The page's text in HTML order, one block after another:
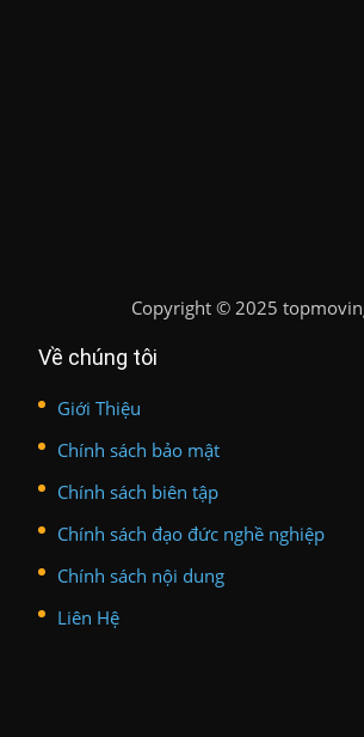
Copyright © 2025
Về chúng tôi
Giới Thiệu
Chính sách bảo mật
Chính sách biên tập
Chính sách đạo đức nghề nghiệp
Chính sách nội dung
Liên Hệ